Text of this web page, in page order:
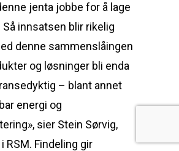
jenta jobbe for å lage
Så innsatsen blir rikelig
denne sammenslåingen
og løsninger bli enda
– blant annet
energi og
sier Stein Sørvig,
RSM. Findeling gir